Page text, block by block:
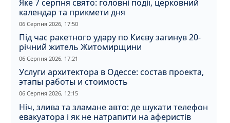
Яке 7 серпня свято: головні події, церковний
календар та прикмети дня
06 Серпня 2026, 17:50
Під час ракетного удару по Києву загинув 20-
річний житель Житомирщини
06 Серпня 2026, 17:21
Услуги архитектора в Одессе: состав проекта,
этапы работы и стоимость
06 Серпня 2026, 12:15
Ніч, злива та зламане авто: де шукати телефон
евакуатора і як не натрапити на аферистів